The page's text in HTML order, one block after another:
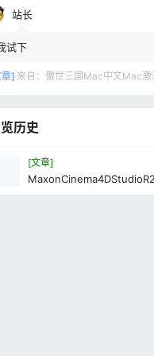
站长
试下
] 来自： 傲世三国Mac中文Mac激
历史
[文章]
c中文Mac激活版